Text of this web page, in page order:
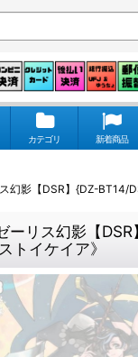
カテゴリ 新着商品
幻影【DSR】{DZ-BT14/
ーリス幻影【DSR
トイケイア》